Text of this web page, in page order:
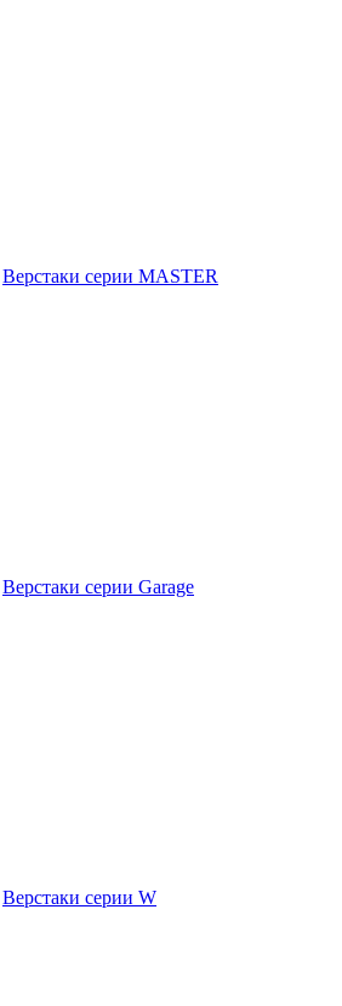
Верстаки серии MASTER
Верстаки серии Garage
Верстаки серии W